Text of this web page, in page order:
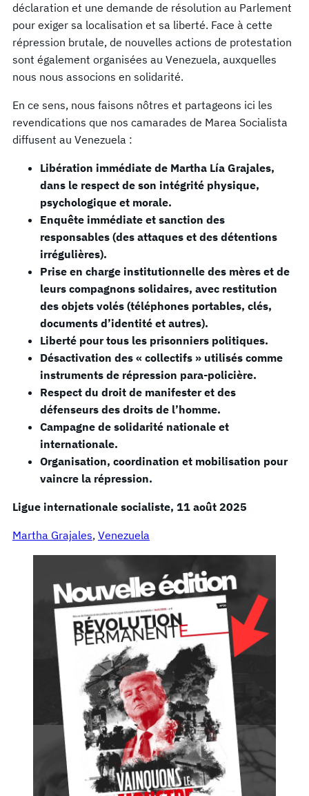
déclaration et une demande de résolution au Parlement
pour exiger sa localisation et sa liberté. Face à cette
répression brutale, de nouvelles actions de protestation
sont également organisées au Venezuela, auxquelles
nous nous associons en solidarité.
En ce sens, nous faisons nôtres et partageons ici les
revendications que nos camarades de Marea Socialista
diffusent au Venezuela :
Libération immédiate de Martha Lía Grajales,
dans le respect de son intégrité physique,
psychologique et morale.
Enquête immédiate et sanction des
responsables (des attaques et des détentions
irrégulières).
Prise en charge institutionnelle des mères et de
leurs compagnons solidaires, avec restitution
des objets volés (téléphones portables, clés,
documents d’identité et autres).
Liberté pour tous les prisonniers politiques.
Désactivation des « collectifs » utilisés comme
instruments de répression para-policière.
Respect du droit de manifester et des
défenseurs des droits de l’homme.
Campagne de solidarité nationale et
internationale.
Organisation, coordination et mobilisation pour
vaincre la répression.
Ligue internationale socialiste, 11 août 2025
Martha Grajales, Venezuela